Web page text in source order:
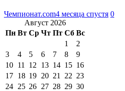
Чемпионат.com4 месяца спустя 0
Август 2026
Пн Вт Ср Чт Пт Сб Вс
1
2
3
4 5 6 7 8
9
10 11 12 13 14 15 16
17 18 19 20 21 22 23
24 25 26 27 28 29 30